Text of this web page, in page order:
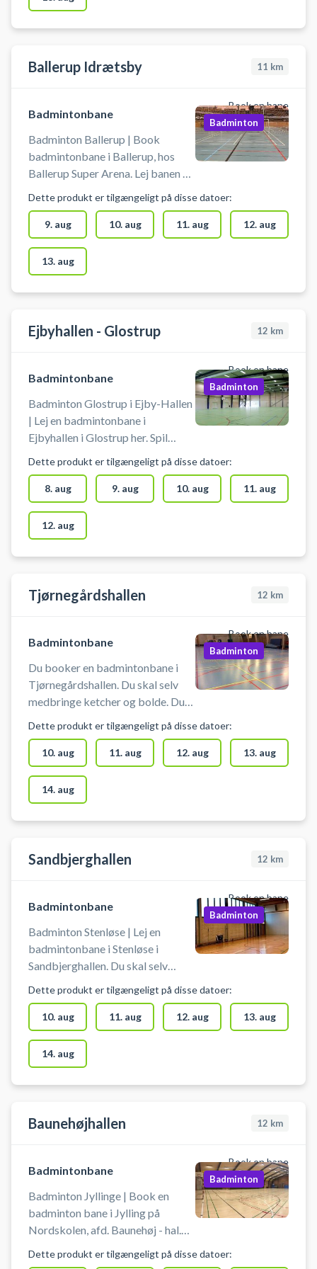
Ballerup Idrætsby 11 km
Book en bane
Badmintonbane
Badminton Ballerup | Book
badmintonbane i Ballerup, hos
Ballerup Super Arena. Lej banen og
Medbring selv ketcher og
fjerbolde ved booking af
badmintonbane i Ballerup Super
Arena. Gratis parkeringspladser
foran arenaen i Ballerup.
Omklædning & badefaciliteter er
badmintonbane i Ballerup.
Badminton
Dette produkt er tilgængeligt på disse datoer:
9. aug 10. aug 11. aug 12. aug
13. aug
Ejbyhallen - Glostrup 12 km
Book en bane
Badmintonbane
Badminton Glostrup i Ejby-Hallen
| Lej en badmintonbane i
Ejbyhallen i Glostrup her. Spil
badmintonbanerne i Ejbyhallen.
Medbring selv ketcher og bolde.
Badminton
Dette produkt er tilgængeligt på disse datoer:
8. aug 9. aug 10. aug 11. aug
12. aug
Tjørnegårdshallen 12 km
Book en bane
Badmintonbane
Du booker en badmintonbane i
Tjørnegårdshallen. Du skal selv
medbringe ketcher og bolde. Du
bookingstiden. Nettet er placeret
i det redskabsrum inde i hallen, der
er længst til højre for
indgangsdøren.
Badminton
Dette produkt er tilgængeligt på disse datoer:
10. aug 11. aug 12. aug 13. aug
14. aug
Sandbjerghallen 12 km
Book en bane
Badmintonbane
Badminton Stenløse | Lej en
badmintonbane i Stenløse i
Sandbjerghallen. Du skal selv
ketcher samt bolde.
Badminton
Dette produkt er tilgængeligt på disse datoer:
10. aug 11. aug 12. aug 13. aug
14. aug
Baunehøjhallen 12 km
Book en bane
Badmintonbane
Badminton Jyllinge | Book en
badminton bane i Jylling på
Nordskolen, afd. Baunehøj - hal.
hallen ved Baunehøjskolen i
Badminton
Dette produkt er tilgængeligt på disse datoer: